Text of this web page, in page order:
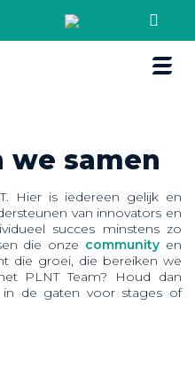
we samen
Hier is iedereen gelijk en
van innovators en
succes minstens zo
die onze community en
die groei, die bereiken we
PLNT Team? Houd dan
in de gaten voor stages of